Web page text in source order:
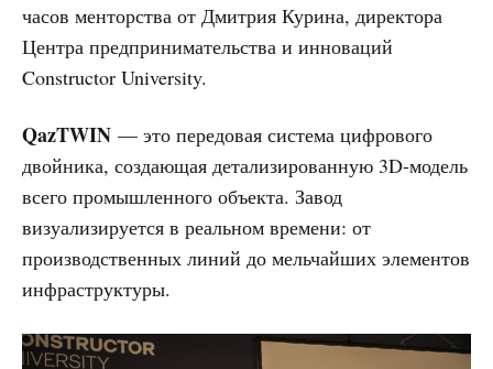
часов менторства от Дмитрия Курина, директора
Центра предпринимательства и инноваций
Constructor University.
QazTWIN — это передовая система цифрового
двойника, создающая детализированную 3D-модель
всего промышленного объекта. Завод
визуализируется в реальном времени: от
производственных линий до мельчайших элементов
инфраструктуры.